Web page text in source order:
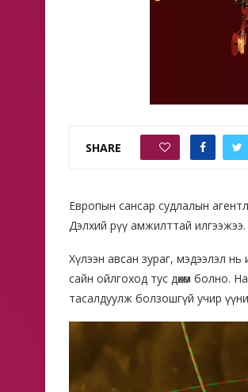
SHARE
Европын сансар судлалын
Дэлхий рүү амжилттай илгээжээ.
Хүлээн авсан зураг, мэдээлэл
сайн ойлгоход тус дөхөм болно.
тасалдуулж болзошгүй учир